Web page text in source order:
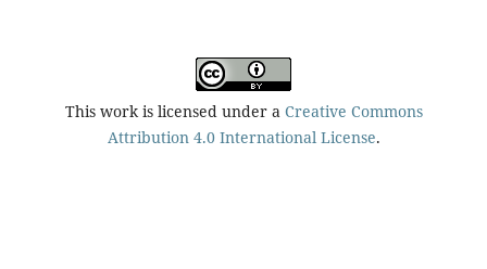
This work is licensed under a Creative Commons
Attribution 4.0 International License.